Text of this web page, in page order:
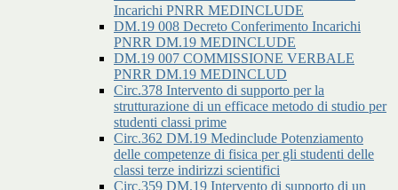
Incarichi PNRR MEDINCLUDE
DM.19 008 Decreto Conferimento Incarichi
PNRR DM.19 MEDINCLUDE
DM.19 007 COMMISSIONE VERBALE
PNRR DM.19 MEDINCLUD
Circ.378 Intervento di supporto per la
strutturazione di un efficace metodo di studio per
studenti classi prime
Circ.362 DM.19 Medinclude Potenziamento
delle competenze di fisica per gli studenti delle
classi terze indirizzi scientifici
Circ.359 DM.19 Intervento di supporto di un